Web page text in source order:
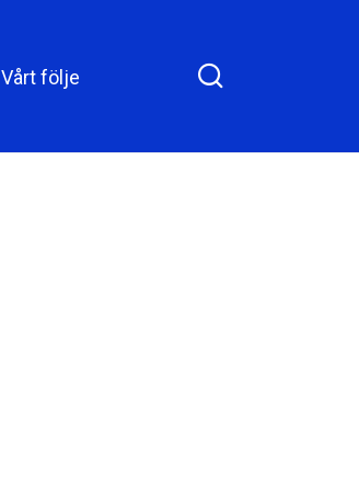
Vårt följe